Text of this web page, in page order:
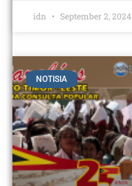
idn September 2, 2024
NOTISIA